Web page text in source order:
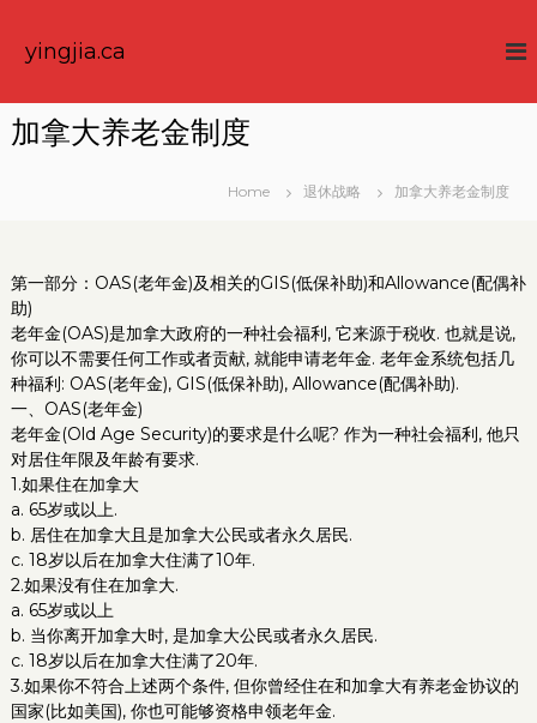
yingjia.ca
加拿大养老金制度
Home 退休战略 加拿大养老金制度
第一部分：OAS(老年金)及相关的GIS(低保补助)和Allowance(配偶补
助)
老年金(OAS)是加拿大政府的一种社会福利, 它来源于税收. 也就是说,
你可以不需要任何工作或者贡献, 就能申请老年金. 老年金系统包括几
种福利: OAS(老年金), GIS(低保补助), Allowance(配偶补助).
一、OAS(老年金)
老年金(Old Age Security)的要求是什么呢? 作为一种社会福利, 他只
对居住年限及年龄有要求.
1.如果住在加拿大
a. 65岁或以上.
b. 居住在加拿大且是加拿大公民或者永久居民.
c. 18岁以后在加拿大住满了10年.
2.如果没有住在加拿大.
a. 65岁或以上
b. 当你离开加拿大时, 是加拿大公民或者永久居民.
c. 18岁以后在加拿大住满了20年.
3.如果你不符合上述两个条件, 但你曾经住在和加拿大有养老金协议的
国家(比如美国), 你也可能够资格申领老年金.